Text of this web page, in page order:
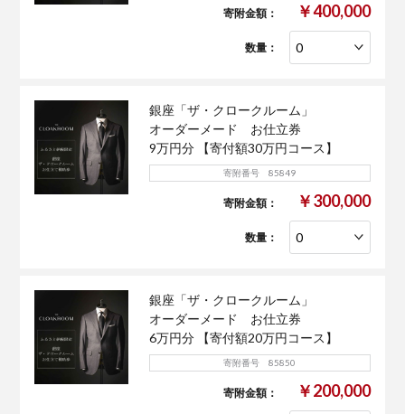
寄附金額： ￥400,000
数量：
銀座「ザ・クロークルーム」
オーダーメード お仕立券
9万円分 【寄付額30万円コース】
寄附番号 85849
寄附金額： ￥300,000
数量：
銀座「ザ・クロークルーム」
オーダーメード お仕立券
6万円分 【寄付額20万円コース】
寄附番号 85850
寄附金額： ￥200,000